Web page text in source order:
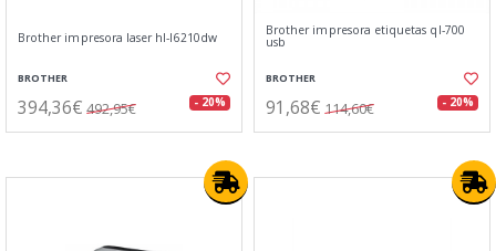
Brother impresora laser hl-l6210dw
BROTHER
394,36€ 492,95€ - 20%
Brother impresora etiquetas ql-700
usb
BROTHER
91,68€ 114,60€ - 20%